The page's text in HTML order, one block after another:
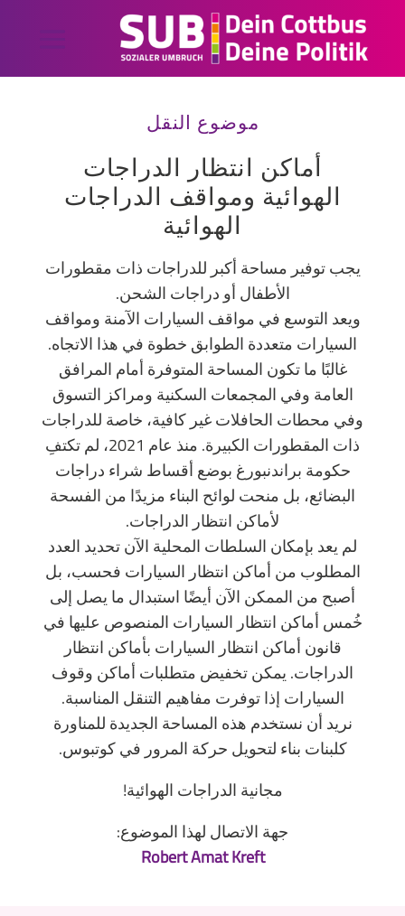
موضوع النقل
أماكن انتظار الدراجات
الهوائية ومواقف الدراجات
الهوائية
يجب توفير مساحة أكبر للدراجات ذات مقطورات
الأطفال أو دراجات الشحن.
ويعد التوسع في مواقف السيارات الآمنة ومواقف
السيارات متعددة الطوابق خطوة في هذا الاتجاه.
غالبًا ما تكون المساحة المتوفرة أمام المرافق
العامة وفي المجمعات السكنية ومراكز التسوق
وفي محطات الحافلات غير كافية، خاصة للدراجات
ذات المقطورات الكبيرة. منذ عام 2021، لم تكتفِ
حكومة براندنبورغ بوضع أقساط شراء دراجات
البضائع، بل منحت لوائح البناء مزيدًا من الفسحة
لأماكن انتظار الدراجات.
لم يعد بإمكان السلطات المحلية الآن تحديد العدد
المطلوب من أماكن انتظار السيارات فحسب، بل
أصبح من الممكن الآن أيضًا استبدال ما يصل إلى
خُمس أماكن انتظار السيارات المنصوص عليها في
قانون أماكن انتظار السيارات بأماكن انتظار
الدراجات. يمكن تخفيض متطلبات أماكن وقوف
السيارات إذا توفرت مفاهيم التنقل المناسبة.
نريد أن نستخدم هذه المساحة الجديدة للمناورة
كلبنات بناء لتحويل حركة المرور في كوتبوس.
مجانية الدراجات الهوائية!
جهة الاتصال لهذا الموضوع:
Robert Amat Kreft